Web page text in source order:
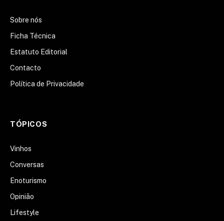
Sobre nós
Ficha Técnica
Estatuto Editorial
Contacto
Política de Privacidade
TÓPICOS
Vinhos
Conversas
Enoturismo
Opinião
Lifestyle